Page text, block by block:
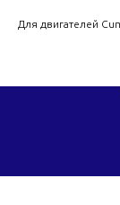
Для двигателей